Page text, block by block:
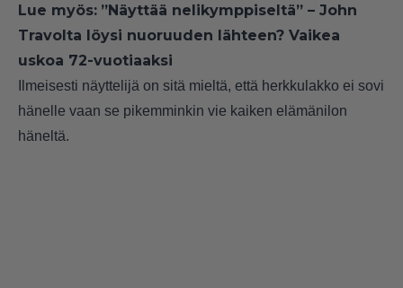
Lue myös: ”Näyttää nelikymppiseltä” – John
Travolta löysi nuoruuden lähteen? Vaikea
uskoa 72-vuotiaaksi
Ilmeisesti näyttelijä on sitä mieltä, että herkkulakko ei sovi
hänelle vaan se pikemminkin vie kaiken elämänilon
häneltä.